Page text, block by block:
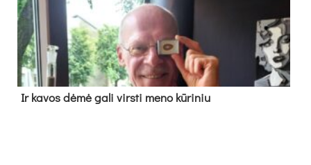
Ir ka­vos dė­mė ga­li virs­ti me­no kū­ri­niu